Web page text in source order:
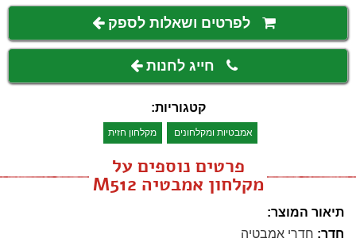
לפרטים ושאלות לספק
חייג לחנות
קטגוריות:
אמבטיות ומקלחונים מקלחון חזית
פרטים נוספים על
מקלחון אמבטיה M512
תיאור המוצר:
חדר: חדרי אמבטיה